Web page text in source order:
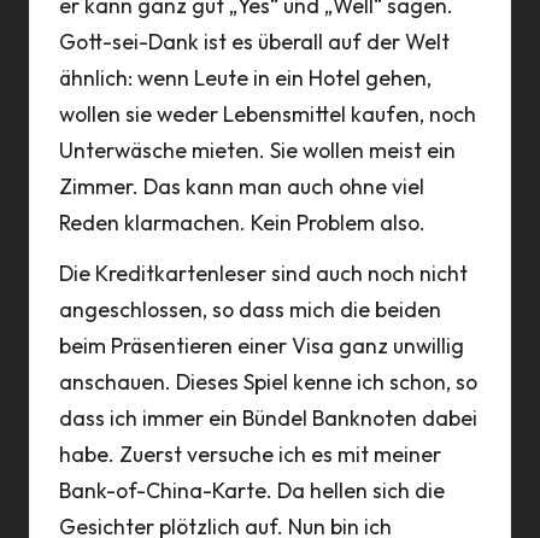
er kann ganz gut „Yes“ und „Well“ sagen.
Gott-sei-Dank ist es überall auf der Welt
ähnlich: wenn Leute in ein Hotel gehen,
wollen sie weder Lebensmittel kaufen, noch
Unterwäsche mieten. Sie wollen meist ein
Zimmer. Das kann man auch ohne viel
Reden klarmachen. Kein Problem also.
Die Kreditkartenleser sind auch noch nicht
angeschlossen, so dass mich die beiden
beim Präsentieren einer Visa ganz unwillig
anschauen. Dieses Spiel kenne ich schon, so
dass ich immer ein Bündel Banknoten dabei
habe. Zuerst versuche ich es mit meiner
Bank-of-China-Karte. Da hellen sich die
Gesichter plötzlich auf. Nun bin ich